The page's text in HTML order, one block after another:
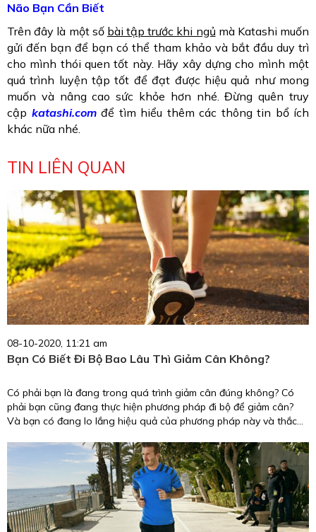
Não Bạn Cần Biết
Trên đây là một số bài tập trước khi ngủ mà Katashi muốn
gửi đến bạn để bạn có thể tham khảo và bắt đầu duy trì
cho mình thói quen tốt này. Hãy xây dựng cho mình một
quá trình luyện tập tốt để đạt được hiệu quả như mong
muốn và nâng cao sức khỏe hơn nhé. Đừng quên truy
cập katashi.comđể tìm hiểu thêm các thông tin bổ ích
khác nữa nhé.
TIN LIÊN QUAN
08-10-2020, 11:21 am
Bạn Có Biết Đi Bộ Bao Lâu Thì Giảm Cân Không?
Có phải bạn là đang trong quá trình giảm cân đúng không? Có
phải bạn cũng đang thực hiện phương pháp đi bộ để giảm cân?
Và bạn có đang lo lắng hiệu quả của phương pháp này và thắc
trên đang hiện ra trong suy nghĩ của bạn thì đừng bỏ qua những
thông tin chúng tôi sắp sửa cung cấp cho bạn ngay dưới đấy nhé.